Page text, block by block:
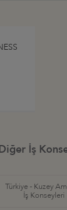
İş
Türkiye - Kuzey
İş Konseyleri